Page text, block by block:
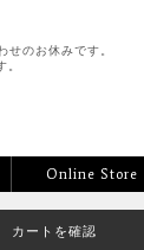
のお休みです。
。
Online Store
カートを確認